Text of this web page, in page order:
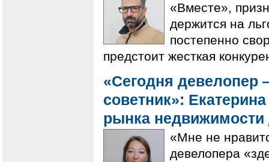
«Вместе»,
держится на
постепенно
предстоит жесткая
«Сегодня
советник»:
рынка недвижимости
«Мне не
девелопера